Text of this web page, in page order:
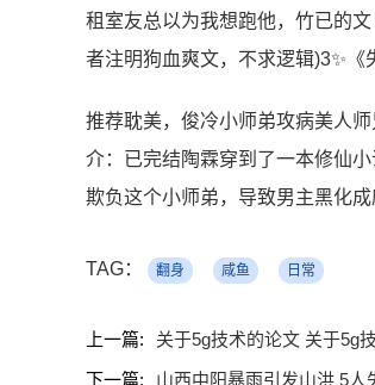
租室友总以为我想跑他，竹已的
者注明狗血爽文，不求逻辑)​‌3✨《
推荐耽美，俊冷小师弟攻病美人
介：已完结陶霖穿到了一本修仙
欺负这个小师弟，导致男主黑化
TAG： 翻身 咸鱼 日常
上一篇:
关于5g技术的论文 关于5g
下一篇:
山西中阳暴雨引发山洪 5人